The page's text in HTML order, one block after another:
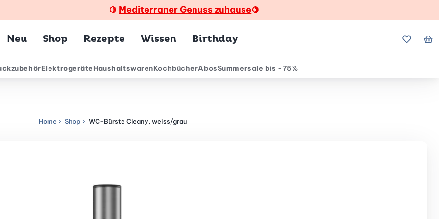
🍋 Mediterraner Genuss zuhause🍋
Neu Shop Rezepte Wissen Birthday Meine
ElektrogeräteHaushaltswarenKochbücherAbosSummersale bis -75%
Home Shop WC-Bürste Cleany, weiss/grau